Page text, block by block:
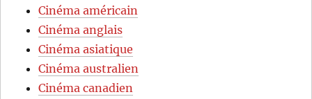
Cinéma américain
Cinéma anglais
Cinéma asiatique
Cinéma australien
Cinéma canadien